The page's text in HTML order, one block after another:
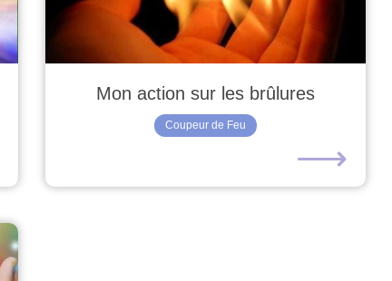
Mon action sur les brûlures
Coupeur de Feu
⟶